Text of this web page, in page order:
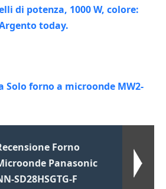
Solo forno a microonde MW2-
Forno
Panasonic
SD28HSGTG-F